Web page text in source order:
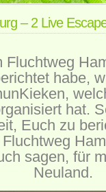
– 2 Live
Fluchtweg
habe,
hat.
Euch zu
sagen, für
Neuland.